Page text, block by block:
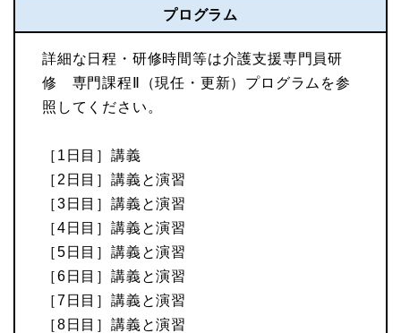
プログラム
詳細な日程・研修時間等は介護支援専門員研
修 専門課程Ⅱ（現任・更新）プログラムを参
照してください。
［1日目］講義
［2日目］講義と演習
［3日目］講義と演習
［4日目］講義と演習
［5日目］講義と演習
［6日目］講義と演習
［7日目］講義と演習
［8日目］講義と演習